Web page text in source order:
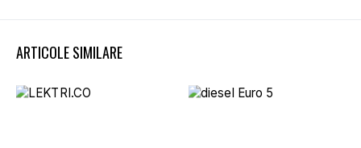
ARTICOLE SIMILARE